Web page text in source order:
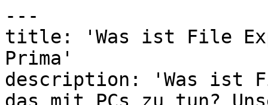
---
title: 'Was ist File
Prima'
description: 'Was ist